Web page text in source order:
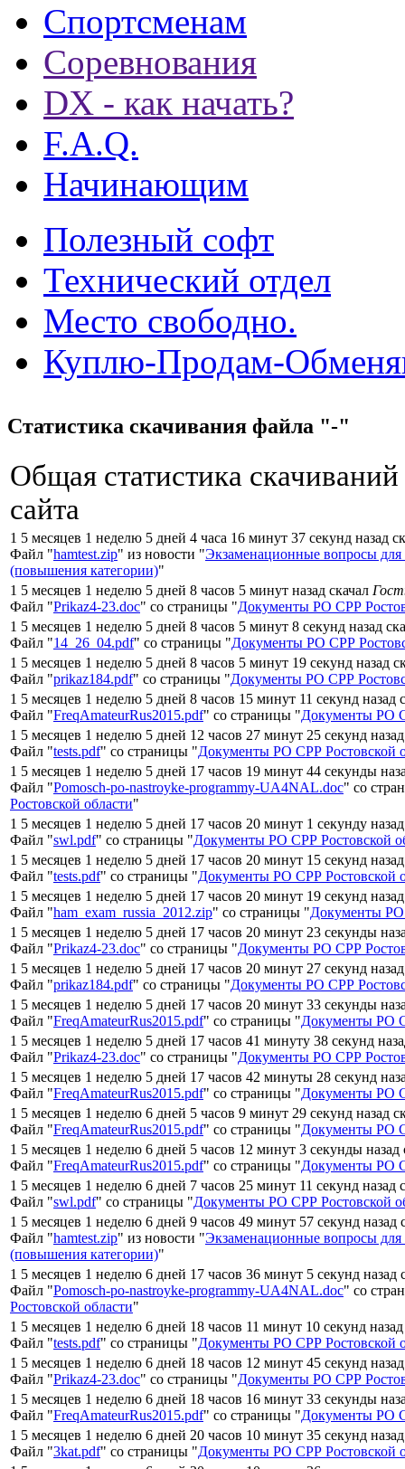
Спортсменам
Соревнования
DX - как начать?
F.A.Q.
Начинающим
Полезный софт
Технический отдел
Место свободно.
Куплю-Продам-
Статистика скачивания файла "-"
Общая статистика
сайта
1 5 месяцев 1 неделю 5 дней 4 часа 16 минут 37 секунд назад
Файл "hamtest.zip" из новости "Экзаменационные вопросы
(повышения категории)"
1 5 месяцев 1 неделю 5 дней 8 часов 5 минут назад скачал
Файл "Prikaz4-23.doc" со страницы "Документы РО СРР
1 5 месяцев 1 неделю 5 дней 8 часов 5 минут 8 секунд назад
Файл "14_26_04.pdf" со страницы "Документы РО СРР
1 5 месяцев 1 неделю 5 дней 8 часов 5 минут 19 секунд назад
Файл "prikaz184.pdf" со страницы "Документы РО СРР
1 5 месяцев 1 неделю 5 дней 8 часов 15 минут 11 секунд назад
Файл "FreqAmateurRus2015.pdf" со страницы "Документы РО
1 5 месяцев 1 неделю 5 дней 12 часов 27 минут 25 секунд
Файл "tests.pdf" со страницы "Документы РО СРР Ростовской
1 5 месяцев 1 неделю 5 дней 17 часов 19 минут 44 секунды
Файл "Pomosch-po-nastroyke-programmy-UA4NAL.doc" со
Ростовской области"
1 5 месяцев 1 неделю 5 дней 17 часов 20 минут 1 секунду
Файл "swl.pdf" со страницы "Документы РО СРР Ростовской
1 5 месяцев 1 неделю 5 дней 17 часов 20 минут 15 секунд
Файл "tests.pdf" со страницы "Документы РО СРР Ростовской
1 5 месяцев 1 неделю 5 дней 17 часов 20 минут 19 секунд
Файл "ham_exam_russia_2012.zip" со страницы "Документы РО
1 5 месяцев 1 неделю 5 дней 17 часов 20 минут 23 секунды
Файл "Prikaz4-23.doc" со страницы "Документы РО СРР
1 5 месяцев 1 неделю 5 дней 17 часов 20 минут 27 секунд
Файл "prikaz184.pdf" со страницы "Документы РО СРР
1 5 месяцев 1 неделю 5 дней 17 часов 20 минут 33 секунды
Файл "FreqAmateurRus2015.pdf" со страницы "Документы РО
1 5 месяцев 1 неделю 5 дней 17 часов 41 минуту 38 секунд
Файл "Prikaz4-23.doc" со страницы "Документы РО СРР
1 5 месяцев 1 неделю 5 дней 17 часов 42 минуты 28 секунд
Файл "FreqAmateurRus2015.pdf" со страницы "Документы РО
1 5 месяцев 1 неделю 6 дней 5 часов 9 минут 29 секунд назад
Файл "FreqAmateurRus2015.pdf" со страницы "Документы РО
1 5 месяцев 1 неделю 6 дней 5 часов 12 минут 3 секунды назад
Файл "FreqAmateurRus2015.pdf" со страницы "Документы РО
1 5 месяцев 1 неделю 6 дней 7 часов 25 минут 11 секунд назад
Файл "swl.pdf" со страницы "Документы РО СРР Ростовской
1 5 месяцев 1 неделю 6 дней 9 часов 49 минут 57 секунд назад
Файл "hamtest.zip" из новости "Экзаменационные вопросы
(повышения категории)"
1 5 месяцев 1 неделю 6 дней 17 часов 36 минут 5 секунд назад
Файл "Pomosch-po-nastroyke-programmy-UA4NAL.doc" со
Ростовской области"
1 5 месяцев 1 неделю 6 дней 18 часов 11 минут 10 секунд
Файл "tests.pdf" со страницы "Документы РО СРР Ростовской
1 5 месяцев 1 неделю 6 дней 18 часов 12 минут 45 секунд
Файл "Prikaz4-23.doc" со страницы "Документы РО СРР
1 5 месяцев 1 неделю 6 дней 18 часов 16 минут 33 секунды
Файл "FreqAmateurRus2015.pdf" со страницы "Документы РО
1 5 месяцев 1 неделю 6 дней 20 часов 10 минут 35 секунд
Файл "3kat.pdf" со страницы "Документы РО СРР Ростовской